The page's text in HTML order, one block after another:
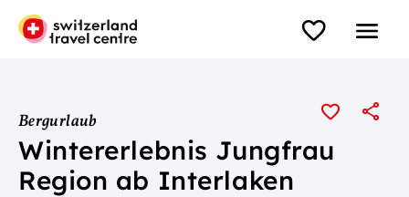
Bergurlaub
Wintererlebnis Jungfrau
Region ab Interlaken